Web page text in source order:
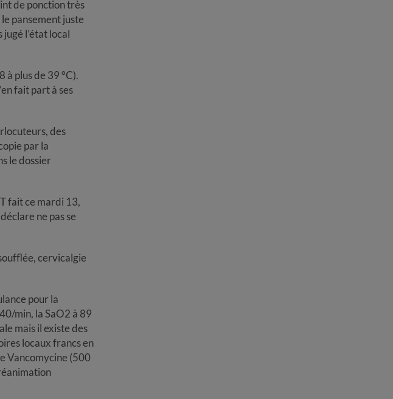
de ponction très
pansement juste
l’état local
à plus de 39 °C).
fait part à ses
des
par la
le dossier
fait ce mardi 13,
ne pas se
cervicalgie
pour la
min, la SaO2 à 89
mais il existe des
locaux francs en
Vancomycine (500